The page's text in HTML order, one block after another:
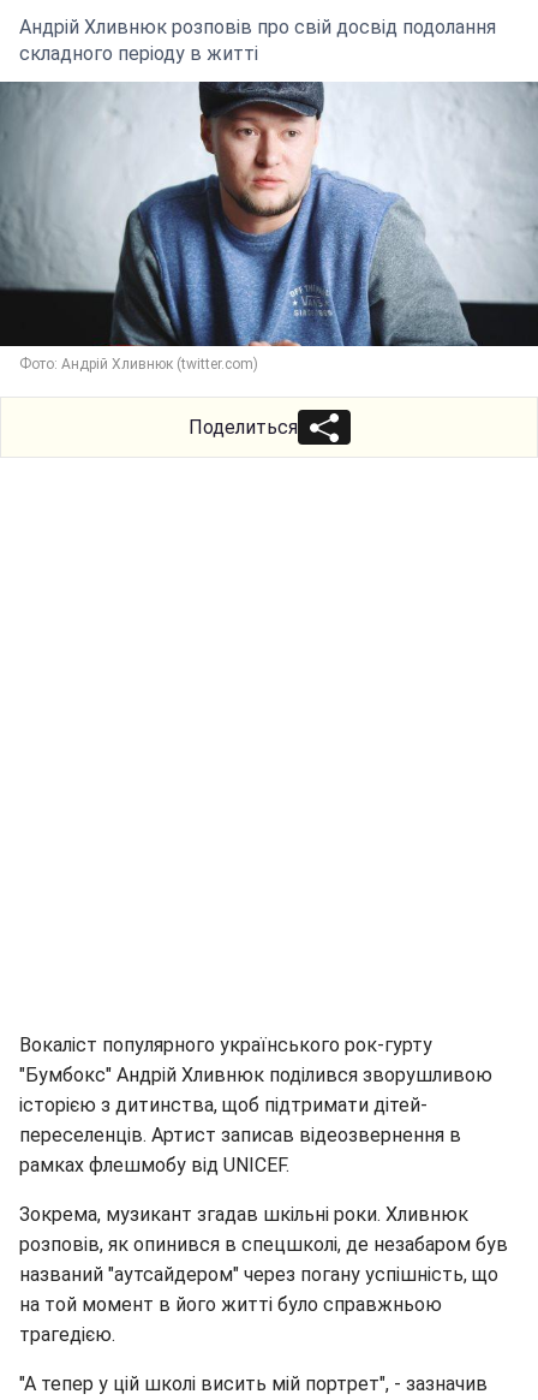
Андрій Хливнюк розповів про свій досвід подолання
складного періоду в житті
Фото: Андрій Хливнюк (twitter.com)
Поделиться
Вокаліст популярного українського рок-гурту
"Бумбокс" Андрій Хливнюк поділився зворушливою
історією з дитинства, щоб підтримати дітей-
переселенців. Артист записав відеозвернення в
рамках флешмобу від UNICEF.
Зокрема, музикант згадав шкільні роки. Хливнюк
розповів, як опинився в спецшколі, де незабаром був
названий "аутсайдером" через погану успішність, що
на той момент в його житті було справжньою
трагедією.
"А тепер у цій школі висить мій портрет", - зазначив